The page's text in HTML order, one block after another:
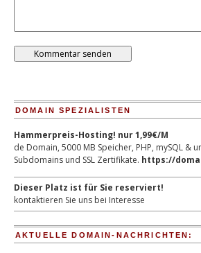
DOMAIN SPEZIALISTEN
Hammerpreis-Hosting! nur 1,99€/M
de Domain, 5000 MB Speicher, PHP, mySQL &
Subdomains und SSL Zertifikate. https://
Dieser Platz ist für Sie reserviert!
kontaktieren Sie uns bei Interesse
AKTUELLE DOMAIN-NACHRICHTEN: